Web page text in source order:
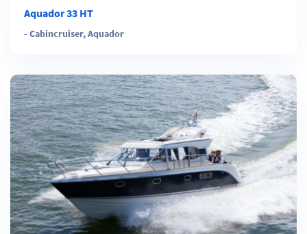
Aquador 33 HT
- Cabincruiser,Aquador